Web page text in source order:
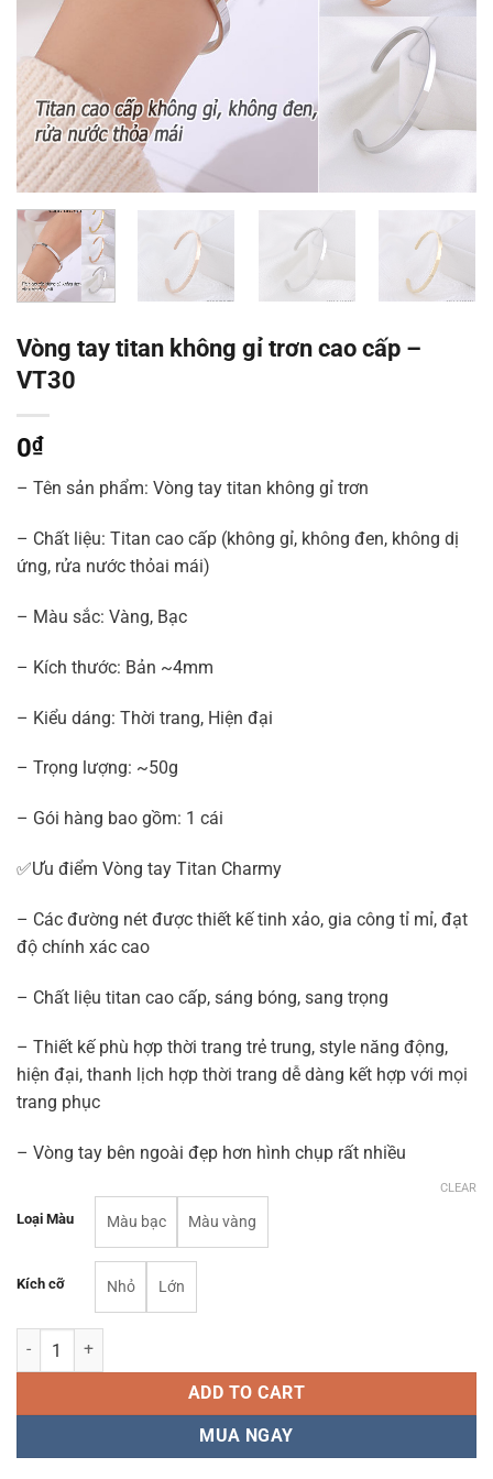
Vòng tay titan không gỉ trơn cao cấp –
VT30
0₫
– Tên sản phẩm: Vòng tay titan không gỉ trơn
– Chất liệu: Titan cao cấp (không gỉ, không đen, không dị
ứng, rửa nước thỏai mái)
– Màu sắc: Vàng, Bạc
– Kích thước: Bản ~4mm
– Kiểu dáng: Thời trang, Hiện đại
– Trọng lượng: ~50g
– Gói hàng bao gồm: 1 cái
✅Ưu điểm Vòng tay Titan Charmy
– Các đường nét được thiết kế tinh xảo, gia công tỉ mỉ, đạt
độ chính xác cao
– Chất liệu titan cao cấp, sáng bóng, sang trọng
– Thiết kế phù hợp thời trang trẻ trung, style năng động,
hiện đại, thanh lịch hợp thời trang dễ dàng kết hợp với mọi
trang phục
– Vòng tay bên ngoài đẹp hơn hình chụp rất nhiều
Loại Màu Màu bạc Màu vàng
Kích cỡ Nhỏ Lớn
CLEAR
Vòng tay titan không gỉ trơn cao cấp - VT30 quantity
ADD TO CART
MUA NGAY